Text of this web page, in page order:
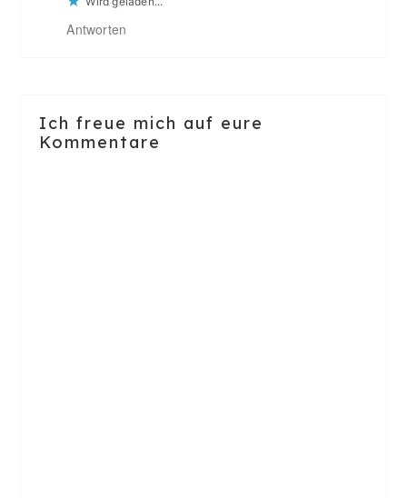
Antworten
Ich freue mich auf eure
Kommentare